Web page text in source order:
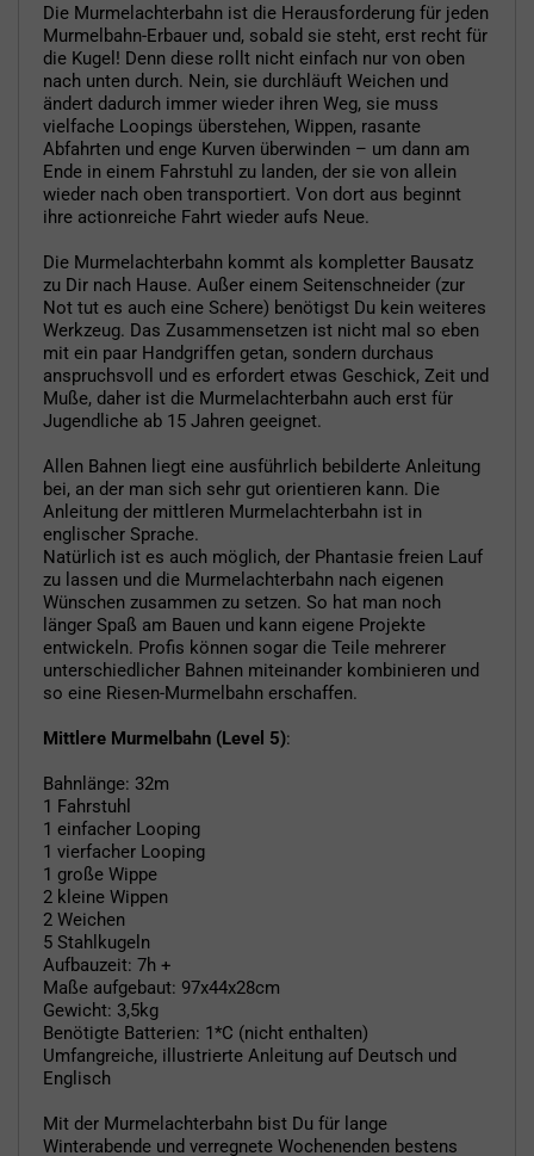
Die Murmelachterbahn ist die Herausforderung für jeden
Murmelbahn-Erbauer und, sobald sie steht, erst recht für
die Kugel! Denn diese rollt nicht einfach nur von oben
nach unten durch. Nein, sie durchläuft Weichen und
ändert dadurch immer wieder ihren Weg, sie muss
vielfache Loopings überstehen, Wippen, rasante
Abfahrten und enge Kurven überwinden – um dann am
Ende in einem Fahrstuhl zu landen, der sie von allein
wieder nach oben transportiert. Von dort aus beginnt
ihre actionreiche Fahrt wieder aufs Neue.
Die Murmelachterbahn kommt als kompletter Bausatz
zu Dir nach Hause. Außer einem Seitenschneider (zur
Not tut es auch eine Schere) benötigst Du kein weiteres
Werkzeug. Das Zusammensetzen ist nicht mal so eben
mit ein paar Handgriffen getan, sondern durchaus
anspruchsvoll und es erfordert etwas Geschick, Zeit und
Muße, daher ist die Murmelachterbahn auch erst für
Jugendliche ab 15 Jahren geeignet.
Allen Bahnen liegt eine ausführlich bebilderte Anleitung
bei, an der man sich sehr gut orientieren kann. Die
Anleitung der mittleren Murmelachterbahn ist in
englischer Sprache.
Natürlich ist es auch möglich, der Phantasie freien Lauf
zu lassen und die Murmelachterbahn nach eigenen
Wünschen zusammen zu setzen. So hat man noch
länger Spaß am Bauen und kann eigene Projekte
entwickeln. Profis können sogar die Teile mehrerer
unterschiedlicher Bahnen miteinander kombinieren und
so eine Riesen-Murmelbahn erschaffen.
Mittlere Murmelbahn (Level 5):
Bahnlänge: 32m
1 Fahrstuhl
1 einfacher Looping
1 vierfacher Looping
1 große Wippe
2 kleine Wippen
2 Weichen
5 Stahlkugeln
Aufbauzeit: 7h +
Maße aufgebaut: 97x44x28cm
Gewicht: 3,5kg
Benötigte Batterien: 1*C (nicht enthalten)
Umfangreiche, illustrierte Anleitung auf Deutsch und
Englisch
Mit der Murmelachterbahn bist Du für lange
Winterabende und verregnete Wochenenden bestens